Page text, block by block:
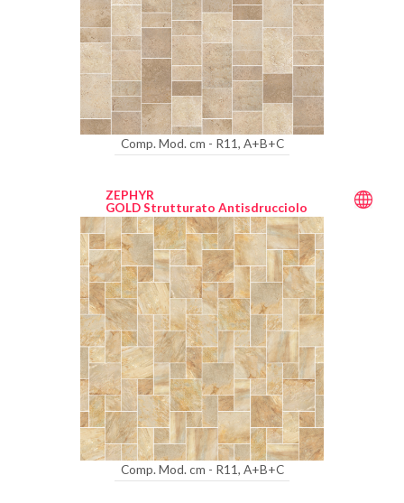
Comp. Mod. cm - R11, A+B+C
ZEPHYR
GOLD Strutturato Antisdrucciolo
Comp. Mod. cm - R11, A+B+C